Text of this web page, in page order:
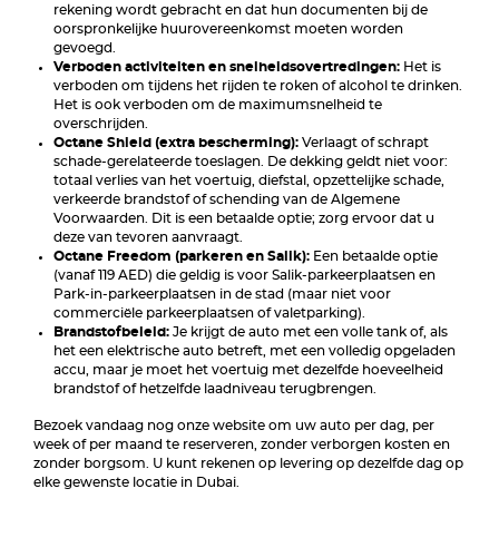
rekening wordt gebracht en dat hun documenten bij de
oorspronkelijke huurovereenkomst moeten worden
gevoegd.
Verboden activiteiten en snelheidsovertredingen: Het is
verboden om tijdens het rijden te roken of alcohol te drinken.
Het is ook verboden om de maximumsnelheid te
overschrijden.
Octane Shield (extra bescherming): Verlaagt of schrapt
schade-gerelateerde toeslagen. De dekking geldt niet voor:
totaal verlies van het voertuig, diefstal, opzettelijke schade,
verkeerde brandstof of schending van de Algemene
Voorwaarden. Dit is een betaalde optie; zorg ervoor dat u
deze van tevoren aanvraagt.
Octane Freedom (parkeren en Salik): Een betaalde optie
(vanaf 119 AED) die geldig is voor Salik-parkeerplaatsen en
Park-in-parkeerplaatsen in de stad (maar niet voor
commerciële parkeerplaatsen of valetparking).
Brandstofbeleid: Je krijgt de auto met een volle tank of, als
het een elektrische auto betreft, met een volledig opgeladen
accu, maar je moet het voertuig met dezelfde hoeveelheid
brandstof of hetzelfde laadniveau terugbrengen.
Bezoek vandaag nog onze website om uw auto per dag, per
week of per maand te reserveren, zonder verborgen kosten en
zonder borgsom. U kunt rekenen op levering op dezelfde dag op
elke gewenste locatie in Dubai.